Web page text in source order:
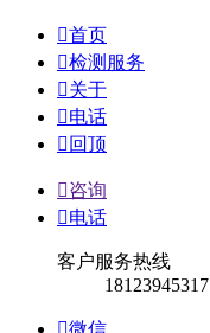
首页
检测服务
关于
电话
 回顶
咨询
电话
客户服务热线
18123945317
微信